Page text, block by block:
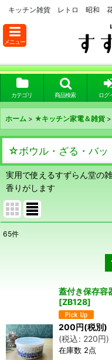
キッチン雑貨 レトロ 昭和
メニュー
カテゴリ 商品検索 ログ
ホーム > ★キッチン家電＆雑貨 >
☆ボウル・ざる・バッ
実用で使えるすずらん堂の
香りがします
65件
蓋付き保存
[ZB128]
200 円(税別)
(税込: 220円)
在庫数 2点